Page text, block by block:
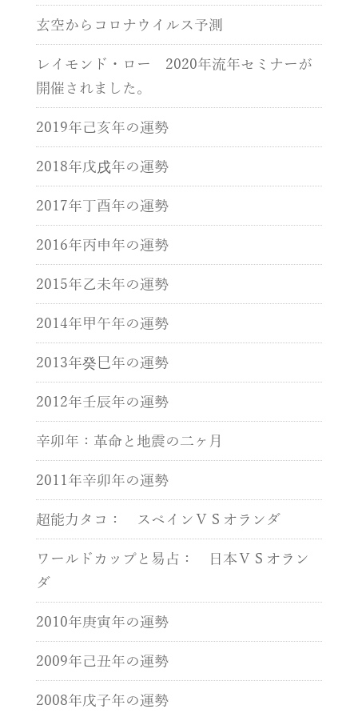
玄空からコロナウイルス予測
レイモンド・ロー 2020年流年セミナーが
開催されました。
2019年己亥年の運勢
2018年戊戌年の運勢
2017年丁酉年の運勢
2016年丙申年の運勢
2015年乙未年の運勢
2014年甲午年の運勢
2013年癸巳年の運勢
2012年壬辰年の運勢
辛卯年：革命と地震の二ヶ月
2011年辛卯年の運勢
超能力タコ： スペインＶＳオランダ
ワールドカップと易占： 日本ＶＳオラン
ダ
2010年庚寅年の運勢
2009年己丑年の運勢
2008年戊子年の運勢